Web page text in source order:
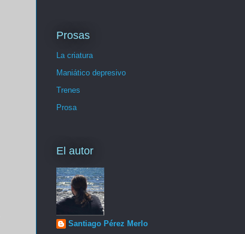
Prosas
La criatura
Maniático depresivo
Trenes
Prosa
El autor
Santiago Pérez Merlo